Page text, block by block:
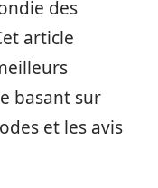
des
article
basant sur
et les avis